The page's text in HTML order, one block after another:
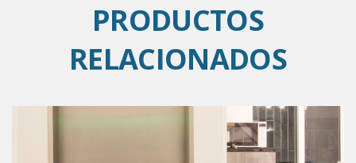
PRODUCTOS
RELACIONADOS